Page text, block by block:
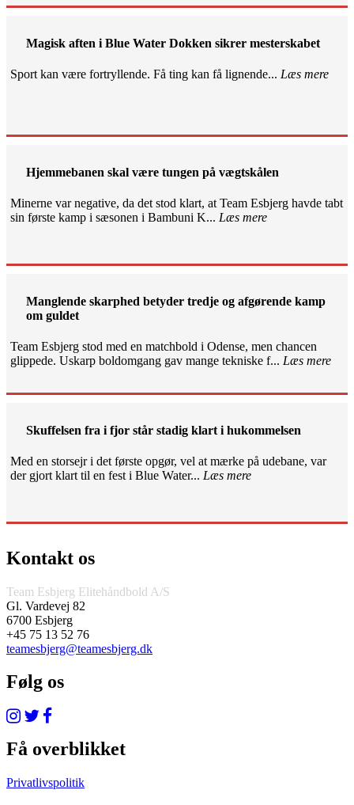
Magisk aften i Blue Water Dokken sikrer mesterskabet
Sport kan være fortryllende. Få ting kan få lignende... Læs mere
Hjemmebanen skal være tungen på vægtskålen
Minerne var negative, da det stod klart, at Team Esbjerg havde tabt
sin første kamp i sæsonen i Bambuni K... Læs mere
Manglende skarphed betyder tredje og afgørende kamp
om guldet
Team Esbjerg stod med en matchbold i Odense, men chancen
glippede. Uskarp boldomgang gav mange tekniske f... Læs mere
Skuffelsen fra i fjor står stadig klart i hukommelsen
Med en storsejr i det første opgør, vel at mærke på udebane, var
der gjort klart til en fest i Blue Water... Læs mere
Kontakt os
Team Esbjerg Elitehåndbold A/S
Gl. Vardevej 82
6700 Esbjerg
+45 75 13 52 76
teamesbjerg@teamesbjerg.dk
Følg os
Få overblikket
Privatlivspolitik